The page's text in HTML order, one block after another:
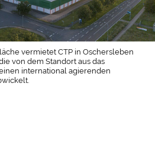
vermietet CTP in Oschersleben
von dem Standort aus das
international agierenden